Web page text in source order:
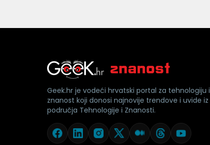
Geek.hr je vodeći hrvatski portal za tehnologiju i
znanost koji donosi najnovije trendove i uvide iz
područja Tehnologije i Znanosti.